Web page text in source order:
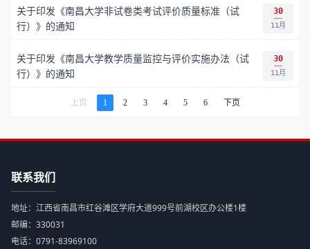
关于印发《南昌大学非试卷类考试评价质量标准（试
行）》的通知
30
11月
关于印发《南昌大学教学质量监控与评价实施办法（试
行）》的通知
30
11月
上页 1 2 3 4 5 6 下页
联系我们
地址：江西省南昌市红谷滩区学府大道999号前湖校区办公楼1楼
邮编：330031
电话：0791-83969100